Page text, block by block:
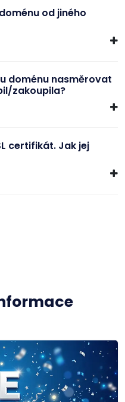
od jiného
doménu nasměrovat
zakoupila?
certifikát. Jak jej